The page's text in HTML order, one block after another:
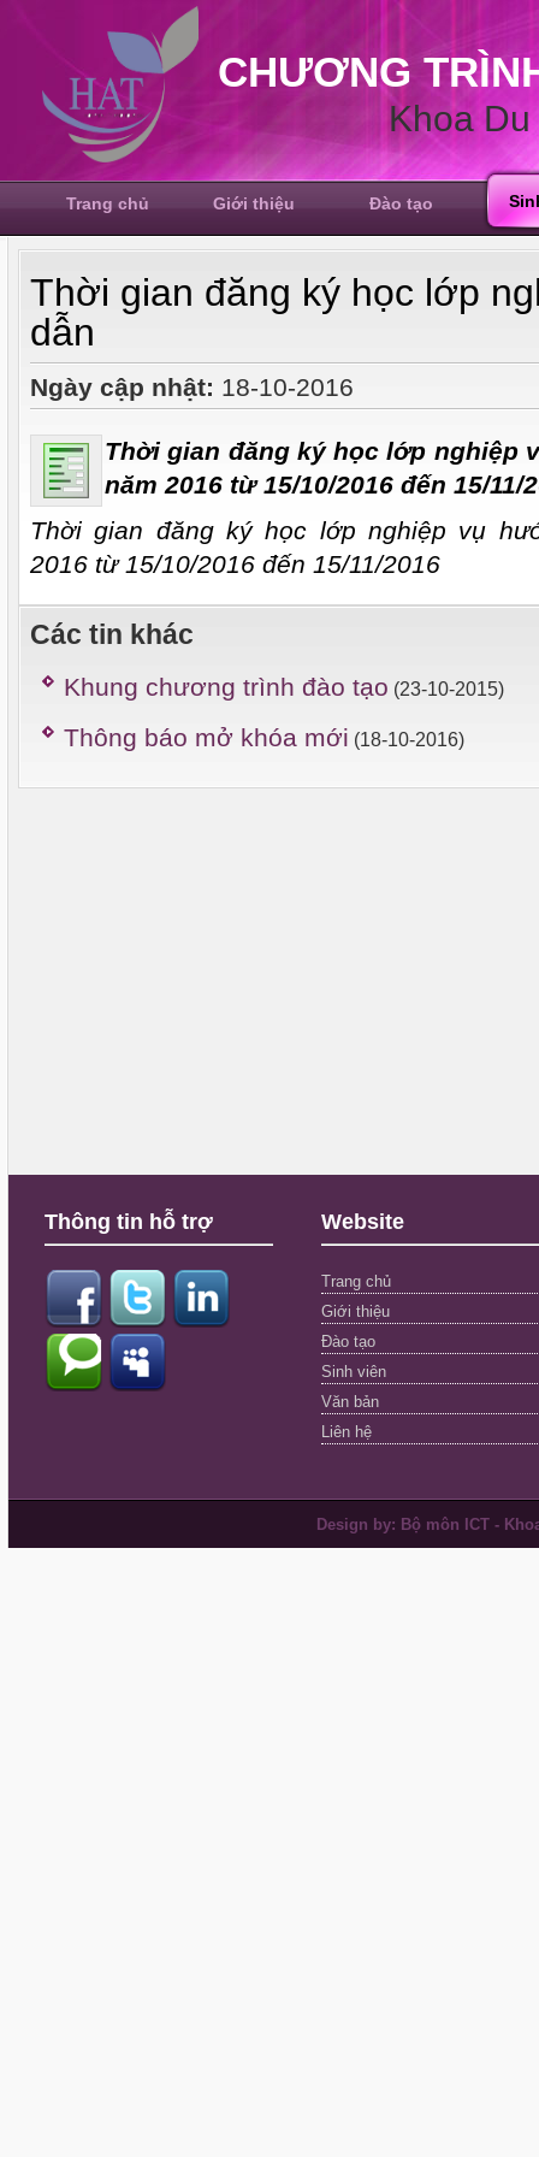
CHƯƠNG
Khoa
Trang chủ Giới thiệu Đào tạo
Thời gian đăng ký học lớp
dẫn
Ngày cập nhật: 18-10-2016
Thời gian đăng ký học lớp nghiệp
năm 2016 từ 15/10/2016 đến 15/11/
Thời gian đăng ký học lớp nghiệp vụ
2016 từ 15/10/2016 đến 15/11/2016
Các tin khác
Khung chương trình đào tạo (23-10-2015)
Thông báo mở khóa mới (18-10-2016)
Thông tin hỗ trợ Website
Trang chủ
Giới thiệu
Đào tạo
Sinh viên
Văn bản
Liên hệ
Design by: Bộ môn ICT -